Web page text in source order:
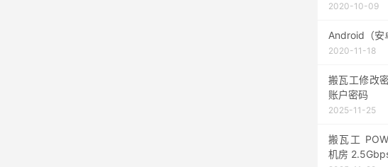
2020-10-09
Android（安
2020-11-18
搬瓦工修改
账户密码
2025-11-25
搬瓦工
机房